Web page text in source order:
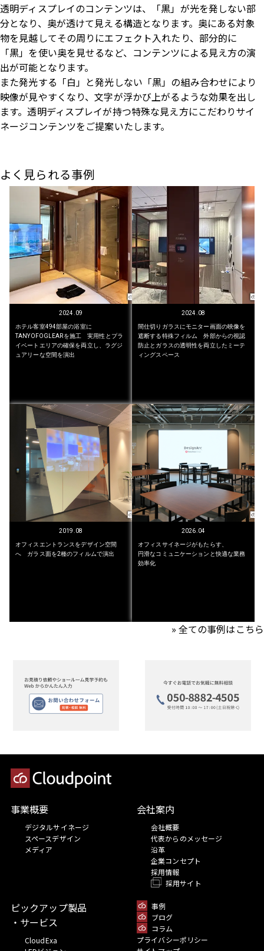
透明ディスプレイのコンテンツは、「黒」が光を発しない部
分となり、奥が透けて見える構造となります。奥にある対象
物を見越してその周りにエフェクト入れたり、部分的に
「黒」を使い奥を見せるなど、コンテンツによる見え方の演
出が可能となります。
また発光する「白」と発光しない「黒」の組み合わせにより
映像が見やすくなり、文字が浮かび上がるような効果を出し
ます。透明ディスプレイが持つ特殊な見え方にこだわりサイ
ネージコンテンツをご提案いたします。
よく見られる事例
2024.09
ホテル客室494部屋の浴室に
TANYOFOGLEARを施工 実用性とプラ
イベートエリアの確保を両立し、ラグジ
ュアリーな空間を演出
2024.08
間仕切りガラスにモニター画面の映像を
遮断する特殊フィルム 外部からの視認
防止とガラスの透明性を両立したミーテ
ィングスペース
2019.08
オフィスエントランスをデザイン空間
へ ガラス面を2種のフィルムで演出
2026.04
オフィスサイネージがもたらす、
円滑なコミュニケーションと快適な業務
効率化
» 全ての事例はこちら
事業概要
デジタルサイネージ
スペースデザイン
メディア
会社案内
会社概要
代表からのメッセージ
沿革
企業コンセプト
採用情報
採用サイト
ピックアップ製品
・サービス
CloudExa
事例
ブログ
コラム
プライバシーポリシー